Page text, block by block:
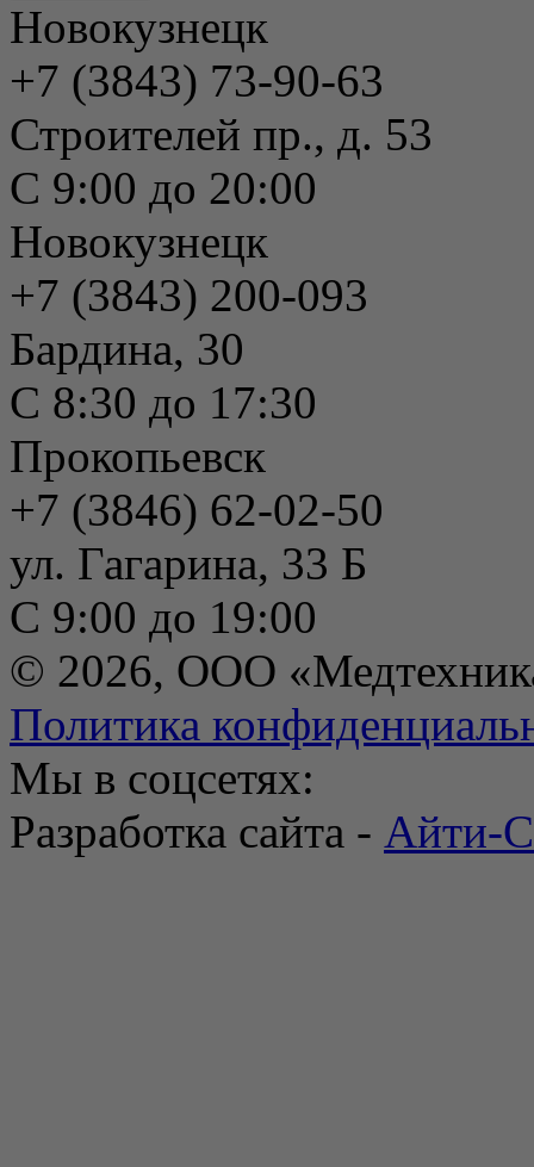
Новокузнецк
+7 (3843) 73-90-63
Строителей пр., д. 53
С 9:00 до 20:00
Новокузнецк
+7 (3843) 200-093
Бардина, 30
С 8:30 до 17:30
Прокопьевск
+7 (3846) 62-02-50
ул. Гагарина, 33 Б
С 9:00 до 19:00
© 2026, ООО
Политика
Мы в соцсетях:
Разработка сайта - Айти-